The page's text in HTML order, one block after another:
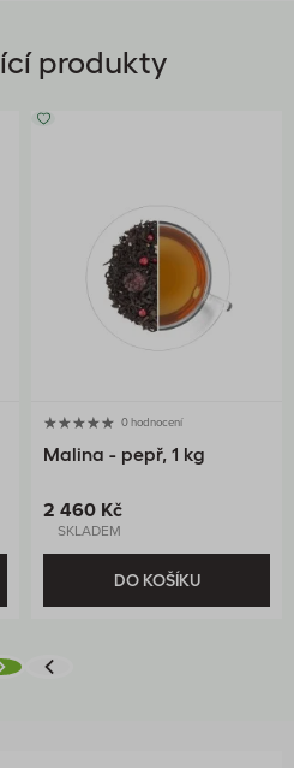
produkty
0 hodnocení
Malina - pepř, 1 kg
2 460 Kč
SKLADEM
DO KOŠÍKU